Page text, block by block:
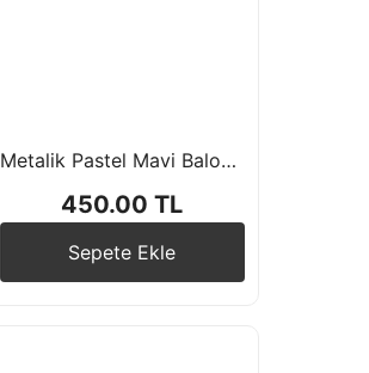
Metalik Pastel Mavi Balon Zinciri
450.00 TL
Sepete Ekle